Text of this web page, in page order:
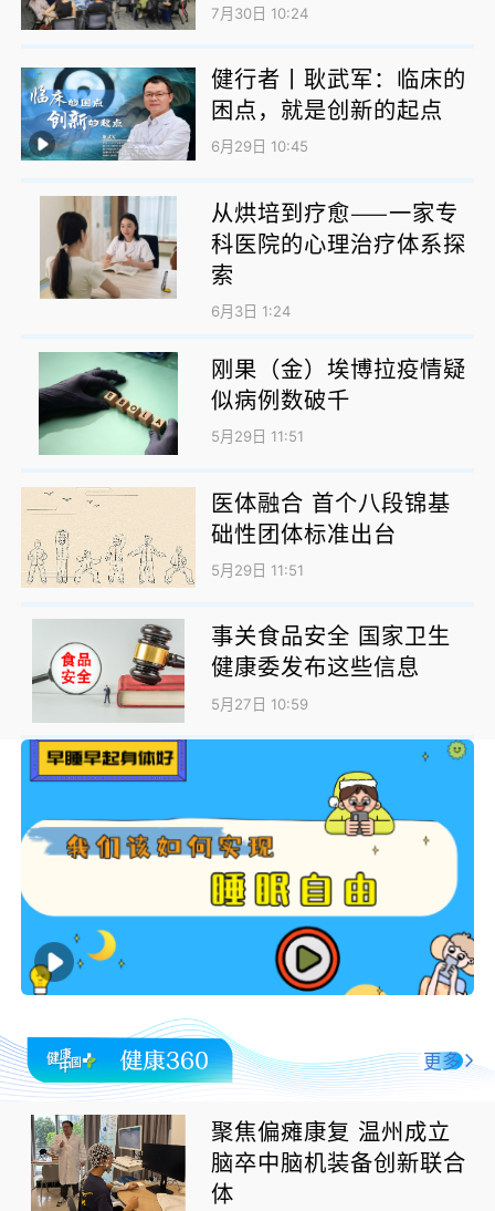
7月30日 10:24
健行者丨耿武军：临床的
困点，就是创新的起点
6月29日 10:45
从烘培到疗愈——一家专
科医院的心理治疗体系探
索
6月3日 1:24
刚果（金）埃博拉疫情疑
似病例数破千
5月29日 11:51
医体融合 首个八段锦基
础性团体标准出台
5月29日 11:51
事关食品安全 国家卫生
健康委发布这些信息
5月27日 10:59
更多
聚焦偏瘫康复 温州成立
脑卒中脑机装备创新联合
体